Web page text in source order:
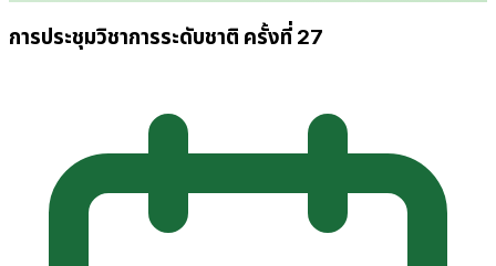
การประชุมวิชาการระดับชาติ ครั้งที่ 27